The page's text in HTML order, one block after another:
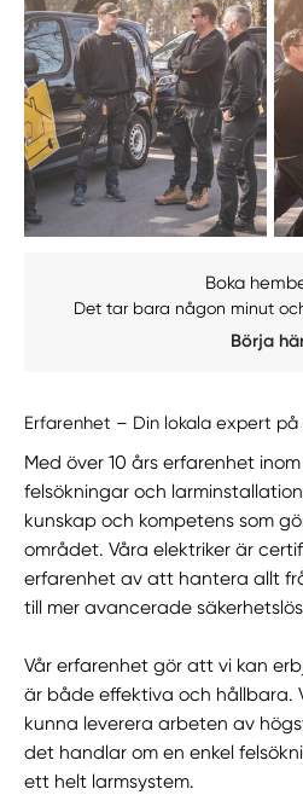
Boka
Det tar bara någon minut
Börja
Erfarenhet – Din lokala expert på
Med över 10 års erfarenhet
felsökningar och
kunskap och kompetens som
området. Våra elektriker är
erfarenhet av att hantera allt
till mer avancerade
Vår erfarenhet gör att vi kan
är både effektiva och hållbara.
kunna leverera arbeten av
det handlar om en enkel
ett helt larmsystem.